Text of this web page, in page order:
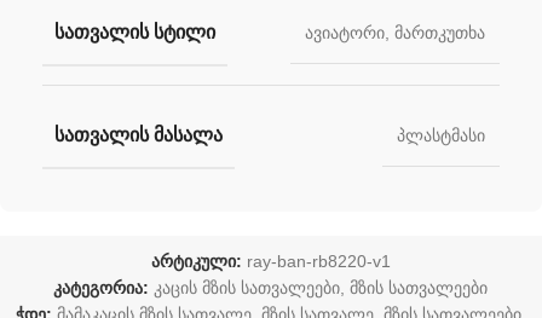
ᲡᲐᲗᲕᲐᲚᲘᲡ ᲡᲢᲘᲚᲘ ავიატორი, მართკუთხა
ᲡᲐᲗᲕᲐᲚᲘᲡ ᲛᲐᲡᲐᲚᲐ პლასტმასი
არტიკული: ray-ban-rb8220-v1
კატეგორია: კაცის მზის სათვალეები, მზის სათვალეები